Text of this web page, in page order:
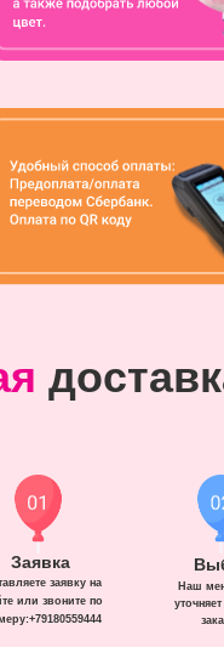
Заявка
заявку на
или звоните по
Наш